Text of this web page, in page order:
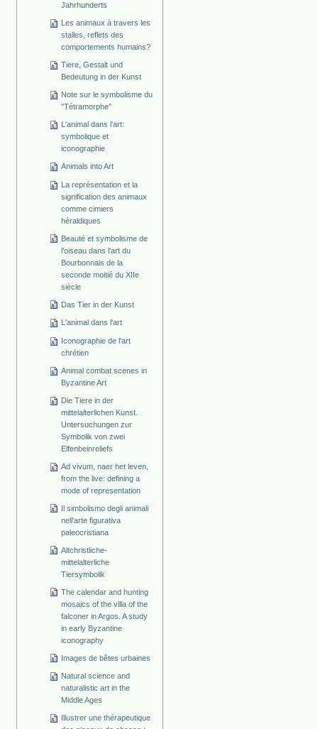
Jahrhunderts
Les animaux à travers les
stalles, reflets des
comportements humains?
Tiere, Gestalt und
Bedeutung in der Kunst
Note sur le symbolisme du
"Tétramorphe"
L'animal dans l'art:
symbolique et
iconographie
Animals into Art
La représentation et la
signification des animaux
comme cimiers
héraldiques
Beauté et symbolisme de
l'oiseau dans l'art du
Bourbonnais de la
seconde moitié du XIIe
siècle
Das Tier in der Kunst
L'animal dans l'art
Iconographie de l'art
chrétien
Animal combat scenes in
Byzantine Art
Die Tiere in der
mittelalterlichen Kunst.
Untersuchungen zur
Symbolik von zwei
Elfenbeinreliefs
Ad vivum, naer het leven,
from the live: defining a
mode of representation
Il simbolismo degli animali
nell'arte figurativa
paleocristiana
Altchristliche-
mittelalterliche
Tiersymbolik
The calendar and hunting
mosaics of the villa of the
falconer in Argos. A study
in early Byzantine
iconography
Images de bêtes urbaines
Natural science and
naturalistic art in the
Middle Ages
Illustrer une thérapeutique